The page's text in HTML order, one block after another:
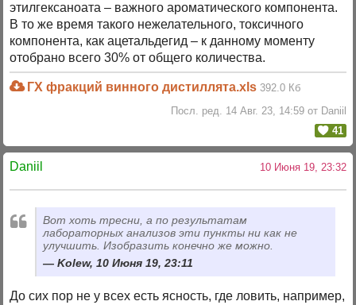
этилгексаноата – важного ароматического компонента.
В то же время такого нежелательного, токсичного
компонента, как ацетальдегид – к данному моменту
отобрано всего 30% от общего количества.
ГХ фракций винного дистиллята.xls 392.0 Кб
Посл. ред. 14 Авг. 23, 14:59 от Daniil
41
Daniil 10 Июня 19, 23:32
Вот хоть тресни, а по результатам
лабораторных анализов эти пункты ни как не
улучшить. Изобразить конечно же можно.
Kolew, 10 Июня 19, 23:11
До сих пор не у всех есть ясность, где ловить, например,